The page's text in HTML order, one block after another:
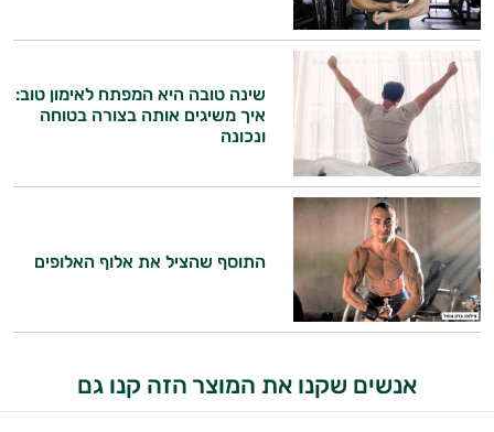
שינה טובה היא המפתח לאימון טוב:
איך משיגים אותה בצורה בטוחה
ונכונה
התוסף שהציל את אלוף האלופים
אנשים שקנו את המוצר הזה קנו גם